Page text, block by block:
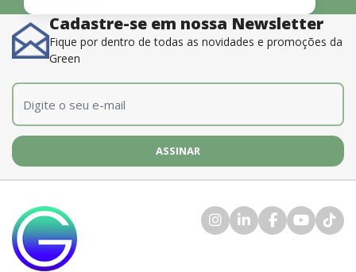
Cadastre-se em nossa Newsletter
Fique por dentro de todas as novidades e promoções da
Green
E-mail